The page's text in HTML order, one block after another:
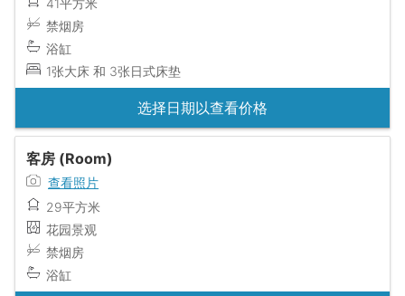
禁烟房
浴缸
1张大床 和 3张日式床垫
选择日期以查看价格
客房 (Room)
查看照片
29平方米
花园景观
禁烟房
浴缸